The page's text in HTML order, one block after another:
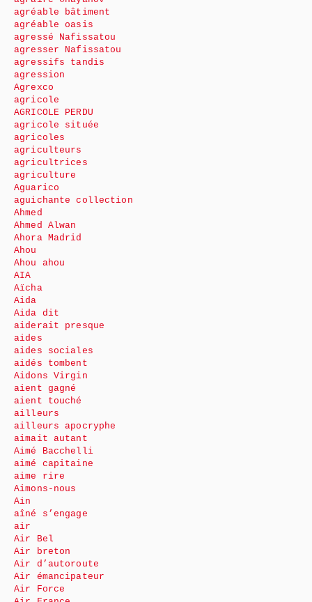
agréable bâtiment
agréable oasis
agressé Nafissatou
agresser Nafissatou
agressifs tandis
agression
Agrexco
agricole
AGRICOLE PERDU
agricole située
agricoles
agriculteurs
agricultrices
agriculture
Aguarico
aguichante collection
Ahmed
Ahmed Alwan
Ahora Madrid
Ahou
Ahou ahou
AIA
Aïcha
Aida
Aida dit
aiderait presque
aides
aides sociales
aidés tombent
Aidons Virgin
aient gagné
aient touché
ailleurs
ailleurs apocryphe
aimait autant
Aimé Bacchelli
aimé capitaine
aime rire
Aimons-nous
Ain
aîné s’engage
air
Air Bel
Air breton
Air d’autoroute
Air émancipateur
Air Force